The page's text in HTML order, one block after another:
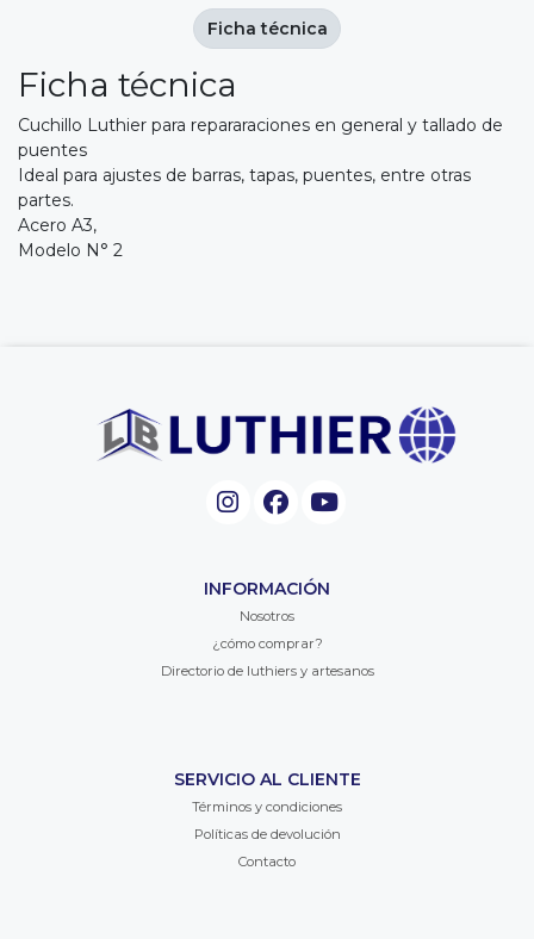
Ficha técnica
Cuchillo Luthier para repararaciones en general y tallado de
puentes
Ideal para ajustes de barras, tapas, puentes, entre otras
partes.
Acero A3,
Modelo N° 2
Ficha técnica
INFORMACIÓN
Nosotros
¿cómo comprar?
Directorio de luthiers y artesanos
SERVICIO AL CLIENTE
Términos y condiciones
Políticas de devolución
Contacto